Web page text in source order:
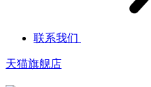
联系我们
天猫旗舰店